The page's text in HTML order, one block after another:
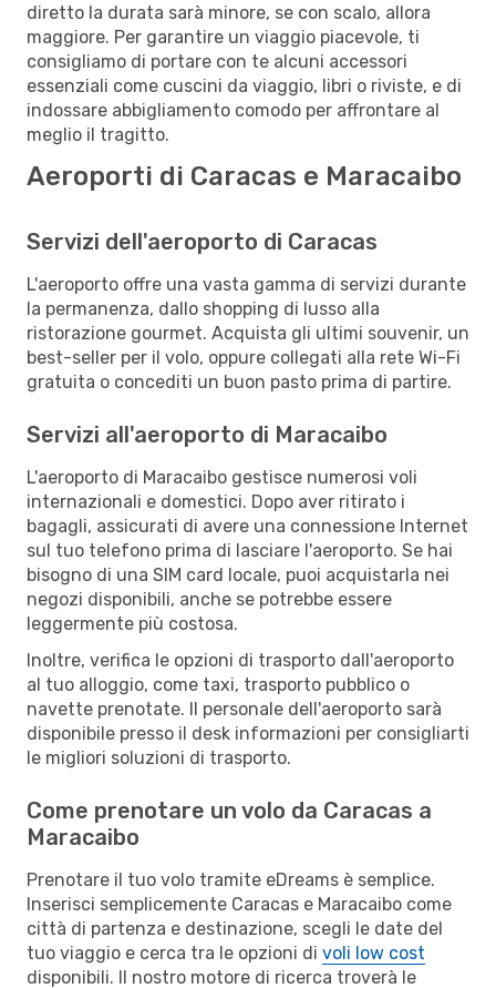
diretto la durata sarà minore, se con scalo, allora
maggiore. Per garantire un viaggio piacevole, ti
consigliamo di portare con te alcuni accessori
essenziali come cuscini da viaggio, libri o riviste, e di
indossare abbigliamento comodo per affrontare al
meglio il tragitto.
Aeroporti di Caracas e Maracaibo
Servizi dell'aeroporto di Caracas
L'aeroporto offre una vasta gamma di servizi durante
la permanenza, dallo shopping di lusso alla
ristorazione gourmet. Acquista gli ultimi souvenir, un
best-seller per il volo, oppure collegati alla rete Wi-Fi
gratuita o concediti un buon pasto prima di partire.
Servizi all'aeroporto di Maracaibo
L'aeroporto di Maracaibo gestisce numerosi voli
internazionali e domestici. Dopo aver ritirato i
bagagli, assicurati di avere una connessione Internet
sul tuo telefono prima di lasciare l'aeroporto. Se hai
bisogno di una SIM card locale, puoi acquistarla nei
negozi disponibili, anche se potrebbe essere
leggermente più costosa.
Inoltre, verifica le opzioni di trasporto dall'aeroporto
al tuo alloggio, come taxi, trasporto pubblico o
navette prenotate. Il personale dell'aeroporto sarà
disponibile presso il desk informazioni per consigliarti
le migliori soluzioni di trasporto.
Come prenotare un volo da Caracas a
Maracaibo
Prenotare il tuo volo tramite eDreams è semplice.
Inserisci semplicemente Caracas e Maracaibo come
città di partenza e destinazione, scegli le date del
tuo viaggio e cerca tra le opzioni di voli low cost
disponibili. Il nostro motore di ricerca troverà le